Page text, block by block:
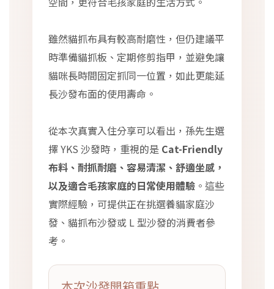
雖然貓抓布具有較高耐磨性，但仍建議平
時準備貓抓板、定期修剪指甲，並避免讓
貓咪長時間固定抓同一位置，如此更能延
長沙發布面的使用壽命。
從本次真實入住分享可以看出，孫先生選
擇 YKS 沙發時，重視的是 Cat-Friendly
布料、耐抓耐磨、容易清潔、舒適坐感，
以及適合毛孩家庭的日常使用體驗 。這些
實際經驗，可提供正在挑選養貓家庭沙
發、貓抓布沙發或 L 型沙發的消費者參
考。